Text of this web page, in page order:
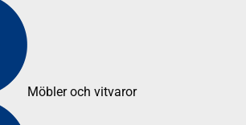
Möbler och vitvaror